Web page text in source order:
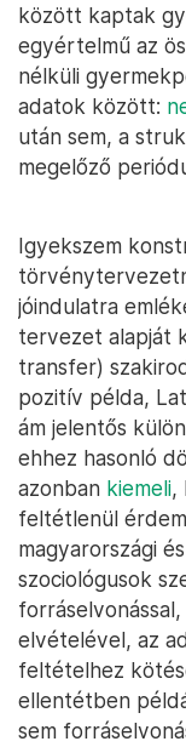
között kaptak
egyértelmű az
nélküli
adatok között:
után sem, a
megelőző
Igyekszem
jóindulatra
tervezet alapját
transfer)
pozitív példa,
ám jelentős
ehhez hasonló
azonban kiemeli,
feltétlenül
magyarországi
szociológusok
elvételével, az
feltételhez
ellentétben
sem